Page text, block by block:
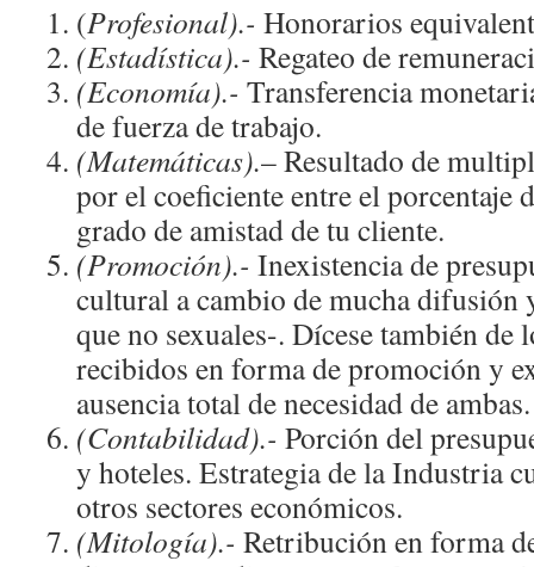
(Profesional).- Honorarios
(Estadística).- Regateo de
(Economía).- Transferencia
de fuerza de trabajo.
(Matemáticas).– Resultado de
por el coeficiente entre el porcentaje
grado de amistad de tu cliente.
(Promoción).- Inexistencia de
cultural a cambio de mucha difusión
que no sexuales-. Dícese también de
recibidos en forma de promoción y
ausencia total de necesidad de ambas.
(Contabilidad).- Porción del
y hoteles. Estrategia de la Industria
otros sectores económicos.
(Mitología).- Retribución en forma